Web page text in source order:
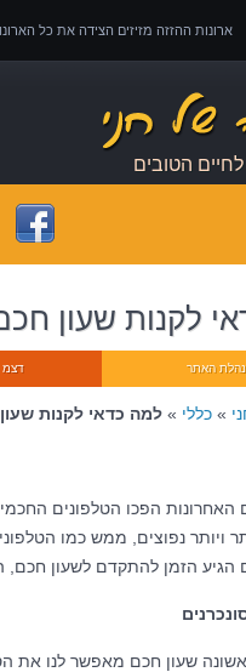
ארונות ההזזה מזיזים הצידה את כל
– כיצד לממש זכויות במקרה של אובדן
הטובים
לקנות שעון
דצמ - 8 - האתר
» כללי » למה כדאי לקנות
האחרונות הפכו הטלפונים
ויותר נפוצים, ממש כמו
הזמן להתקדם לשעון חכם,
שעון חכם מאפשר לנו את